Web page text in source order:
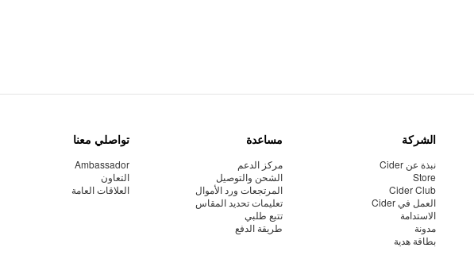
الشركة
نبذة عن Cider
Store
Cider Club
العمل في Cider
الاستدامة
مدونة
بطاقة هدية
مساعدة
مركز الدعم
الشحن والتوصيل
المرتجعات ورد الأموال
تعليمات تحديد المقاس
تتبع طلبي
طريقة الدفع
تواصلي معنا
Ambassador
التعاون
العلاقات العامة